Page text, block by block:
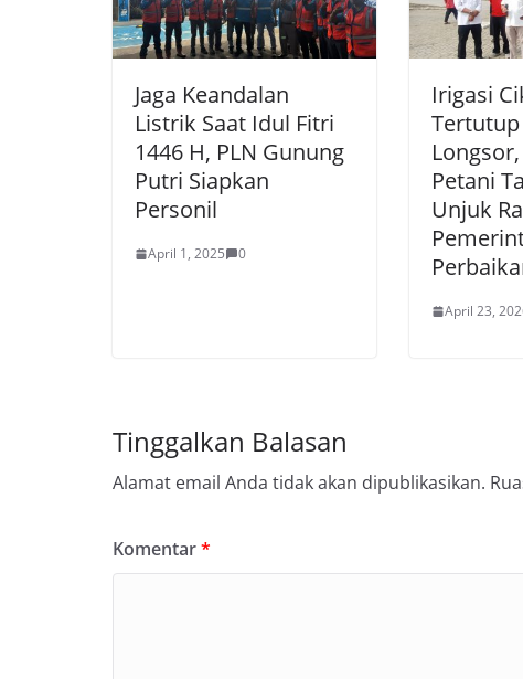
Jaga Keandalan
Listrik Saat Idul Fitri
1446 H, PLN Gunung
Putri Siapkan
Personil
April 1, 2025 0
Irigasi
Petani
Unjuk
April 23,
Tinggalkan Balasan
Alamat email Anda tidak akan dipublikasikan.
Komentar*